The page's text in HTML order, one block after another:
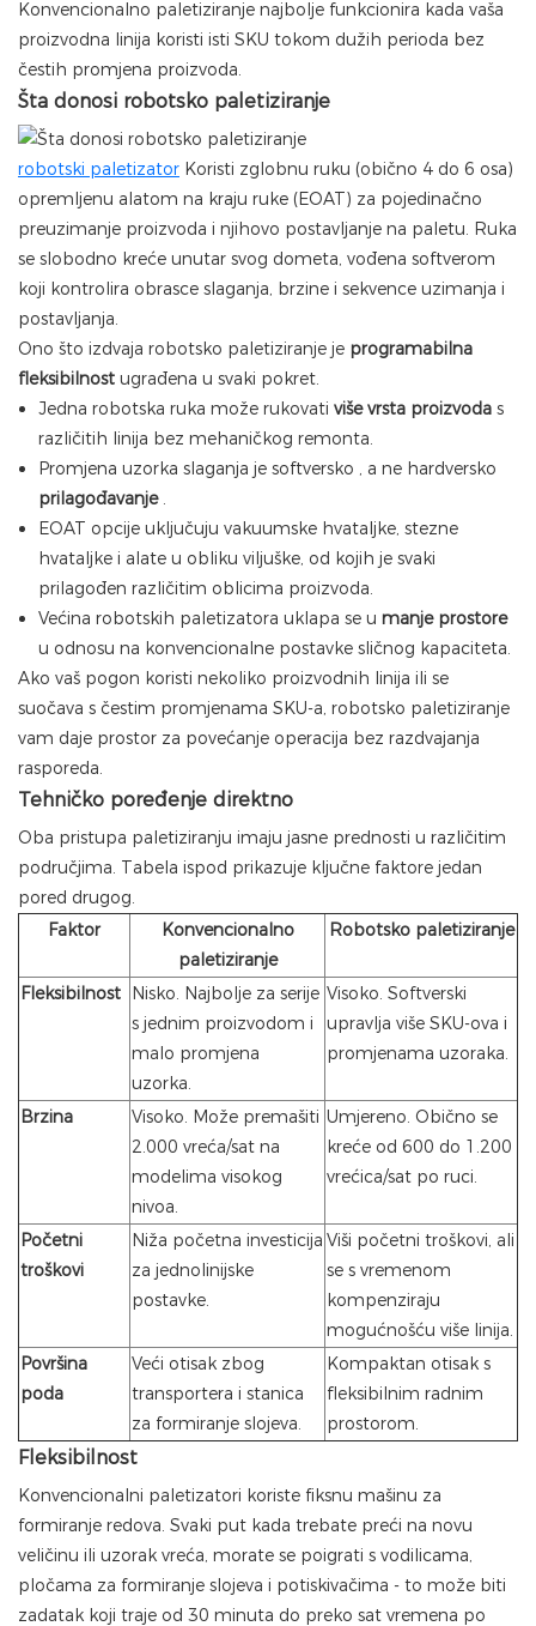
Konvencionalno paletiziranje najbolje funkcionira kada vaša
proizvodna linija koristi isti SKU tokom dužih perioda bez
čestih promjena proizvoda.
Šta donosi robotsko paletiziranje
robotski paletizator Koristi zglobnu ruku (obično 4 do 6 osa)
opremljenu alatom na kraju ruke (EOAT) za pojedinačno
preuzimanje proizvoda i njihovo postavljanje na paletu. Ruka
se slobodno kreće unutar svog dometa, vođena softverom
koji kontrolira obrasce slaganja, brzine i sekvence uzimanja i
postavljanja.
Ono što izdvaja robotsko paletiziranje je programabilna
fleksibilnost ugrađena u svaki pokret.
Jedna robotska ruka može rukovati više vrsta proizvoda s
različitih linija bez mehaničkog remonta.
Promjena uzorka slaganja jesoftversko , a ne hardversko
prilagođavanje.
EOAT opcije uključuju vakuumske hvataljke, stezne
hvataljke i alate u obliku viljuške, od kojih je svaki
prilagođen različitim oblicima proizvoda.
Većina robotskih paletizatora uklapa se u manje prostore
u odnosu na konvencionalne postavke sličnog kapaciteta.
Ako vaš pogon koristi nekoliko proizvodnih linija ili se
suočava s čestim promjenama SKU-a, robotsko paletiziranje
vam daje prostor za povećanje operacija bez razdvajanja
rasporeda.
Tehničko poređenje direktno
Oba pristupa paletiziranju imaju jasne prednosti u različitim
područjima. Tabela ispod prikazuje ključne faktore jedan
pored drugog.
Faktor
Konvencionalno
paletiziranje
Robotsko paletiziranje
Fleksibilnost Nisko. Najbolje za serije
s jednim proizvodom i
malo promjena
uzorka.
Visoko. Softverski
upravlja više SKU-ova i
promjenama uzoraka.
Brzina
Visoko. Može premašiti
2.000 vreća/sat na
modelima visokog
nivoa.
Umjereno. Obično se
kreće od 600 do 1.200
vrećica/sat po ruci.
Početni
troškovi
Niža početna investicija
za jednolinijske
postavke.
Viši početni troškovi, ali
se s vremenom
kompenziraju
mogućnošću više linija.
Površina
poda
Veći otisak zbog
transportera i stanica
za formiranje slojeva.
Kompaktan otisak s
fleksibilnim radnim
prostorom.
Fleksibilnost
Konvencionalni paletizatori koriste fiksnu mašinu za
formiranje redova. Svaki put kada trebate preći na novu
veličinu ili uzorak vreća, morate se poigrati s vodilicama,
pločama za formiranje slojeva i potiskivačima - to može biti
zadatak koji traje od 30 minuta do preko sat vremena po